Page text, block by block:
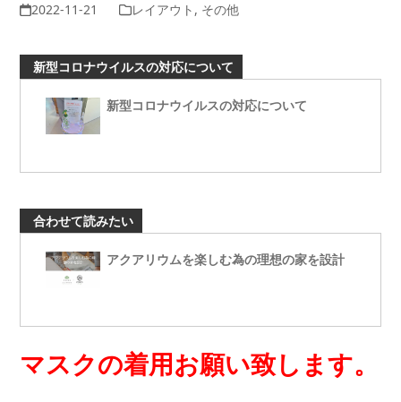
2022-11-21 レイアウト , その他
新型コロナウイルスの対応について
新型コロナウイルスの対応について
合わせて読みたい
アクアリウムを楽しむ為の理想の家を設計
マスクの着用お願い致します。